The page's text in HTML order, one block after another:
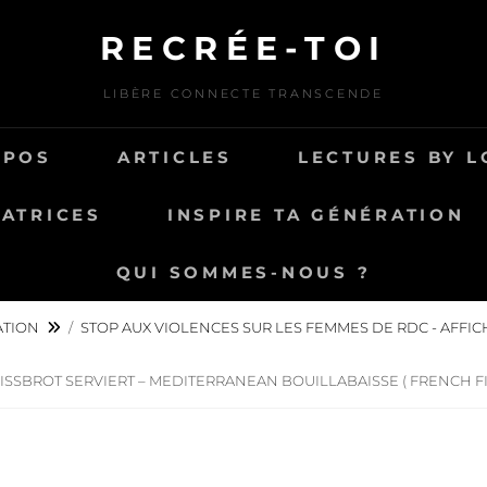
RECRÉE-TOI
LIBÈRE CONNECTE TRANSCENDE
ARTICLES LECTURES BY
INSPIRE TA GÉNÉRATION
QUI SOMMES-NOUS ?
/ STOP AUX VIOLENCES SUR LES FEMMES DE RDC -
SERVIERT – MEDITERRANEAN BOUILLABAISSE ( FRENCH